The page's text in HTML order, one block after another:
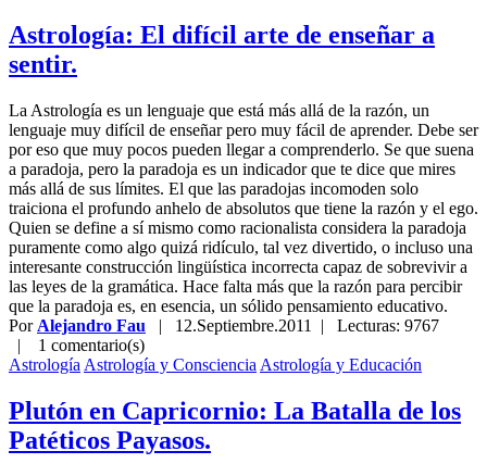
Astrología: El difícil arte de enseñar a
sentir.
La Astrología es un lenguaje que está más allá de la razón, un
lenguaje muy difícil de enseñar pero muy fácil de aprender. Debe ser
por eso que muy pocos pueden llegar a comprenderlo. Se que suena
a paradoja, pero la paradoja es un indicador que te dice que mires
más allá de sus límites. El que las paradojas incomoden solo
traiciona el profundo anhelo de absolutos que tiene la razón y el ego.
Quien se define a sí mismo como racionalista considera la paradoja
puramente como algo quizá ridículo, tal vez divertido, o incluso una
interesante construcción lingüística incorrecta capaz de sobrevivir a
las leyes de la gramática. Hace falta más que la razón para percibir
que la paradoja es, en esencia, un sólido pensamiento educativo.
Por Alejandro Fau | 12.Septiembre.2011
| Lecturas: 9767
|
1 comentario(s)
Astrología Astrología y Consciencia Astrología y Educación
Plutón en Capricornio: La Batalla de los
Patéticos Payasos.